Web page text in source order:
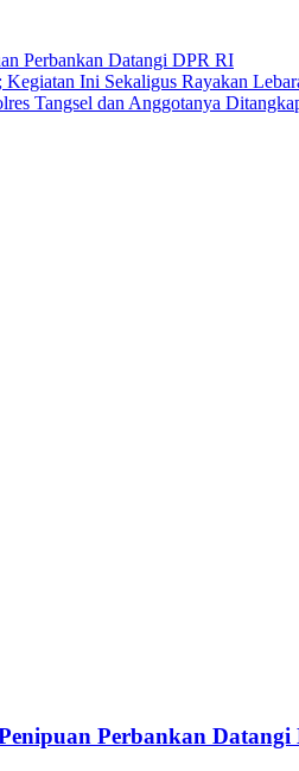
Perbankan Datangi DPR RI
Ini Sekaligus Rayakan
Tangsel dan Anggotanya
Perbankan Datangi